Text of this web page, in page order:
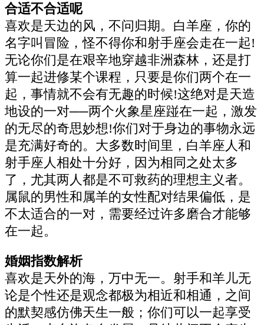
合适不合适呢
喜欢是天边的风，不问归期。白羊座，你的
名字叫冒险，怪不得你和射手座会走在一起!
无论你们是在艰辛地穿越非洲森林，还是打
算一起进修某个课程，只要是你们两个在一
起，事情就不会有无趣的时候!这绝对是天造
地设的一对──两个火象星座踫在一起，激发
的无尽的奇思妙想!你们对于身边的事物永远
是充满好奇的。大多数时间里，白羊座人和
射手座人相处十分好，因为相同之处太多
了，尤其两人都是不可救药的理想主义者。
属鼠的男性和属羊的女性配对结果偏低，是
不太适合的一对，需要经过许多磨合才能够
在一起。
婚姻指数解析
喜欢是天外的海，万中无一。射手和羊儿无
论是个性还是观念都极为相近和相通，之间
的默契感仿佛天生一般；你们可以一起享受